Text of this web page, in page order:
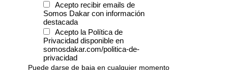
Acepto recibir emails de
Somos Dakar con información
destacada
Acepto la Política de
Privacidad disponible en
somosdakar.com/politica-de-
privacidad
Puede darse de baja en cualquier momento